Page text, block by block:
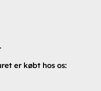
er købt hos os: